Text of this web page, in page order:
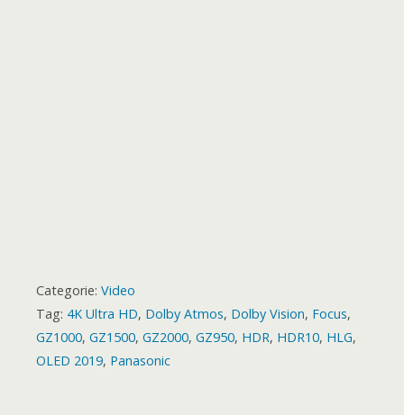
Categorie: Video
Tag: 4K Ultra HD, Dolby Atmos, Dolby Vision, Focus,
GZ1000, GZ1500, GZ2000, GZ950, HDR, HDR10, HLG,
OLED 2019, Panasonic